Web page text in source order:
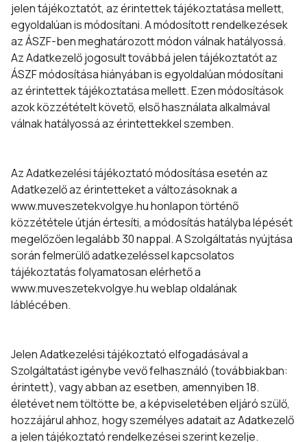
jelen tájékoztatót, az érintettek tájékoztatása mellett,
egyoldalúan is módosítani. A módosított rendelkezések
az ÁSZF-ben meghatározott módon válnak hatályossá.
Az Adatkezelő jogosult továbbá jelen tájékoztatót az
ÁSZF módosítása hiányában is egyoldalúan módosítani
az érintettek tájékoztatása mellett. Ezen módosítások
azok közzétételt követő, első használata alkalmával
válnak hatályossá az érintettekkel szemben.
Az Adatkezelési tájékoztató módosítása esetén az
Adatkezelő az érintetteket a változásoknak a
www.muveszetekvolgye.hu honlapon történő
közzététele útján értesíti, a módosítás hatályba lépését
megelőzően legalább 30 nappal. A Szolgáltatás nyújtása
során felmerülő adatkezeléssel kapcsolatos
tájékoztatás folyamatosan elérhető a
www.muveszetekvolgye.hu weblap oldalának
láblécében.
Jelen Adatkezelési tájékoztató elfogadásával a
Szolgáltatást igénybe vevő felhasználó (továbbiakban:
érintett), vagy abban az esetben, amennyiben 18.
életévet nem töltötte be, a képviseletében eljáró szülő,
hozzájárul ahhoz, hogy személyes adatait az Adatkezelő
a jelen tájékoztató rendelkezései szerint kezelje.